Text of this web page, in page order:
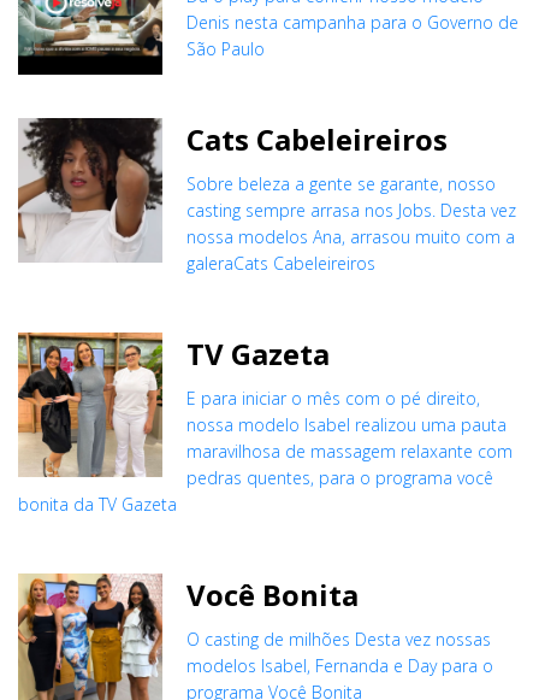
Denis nesta campanha para o Governo de
São Paulo
Cats Cabeleireiros
Sobre beleza a gente se garante, nosso
casting sempre arrasa nos Jobs. Desta vez
nossa modelos Ana, arrasou muito com a
galeraCats Cabeleireiros
TV Gazeta
E para iniciar o mês com o pé direito,
nossa modelo Isabel realizou uma pauta
maravilhosa de massagem relaxante com
pedras quentes, para o programa você
bonita da TV Gazeta
Você Bonita
O casting de milhões Desta vez nossas
modelos Isabel, Fernanda e Day para o
programa Você Bonita